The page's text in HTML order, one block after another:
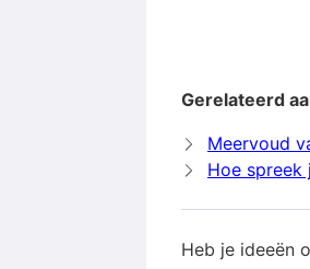
Gerelateerd
Meervoud
Hoe spreek
Heb je ideeën